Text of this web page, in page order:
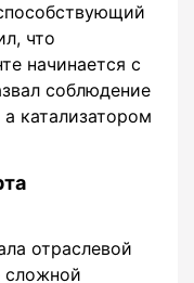
что
начинается с
соблюдение
катализатором
отраслевой
сложной